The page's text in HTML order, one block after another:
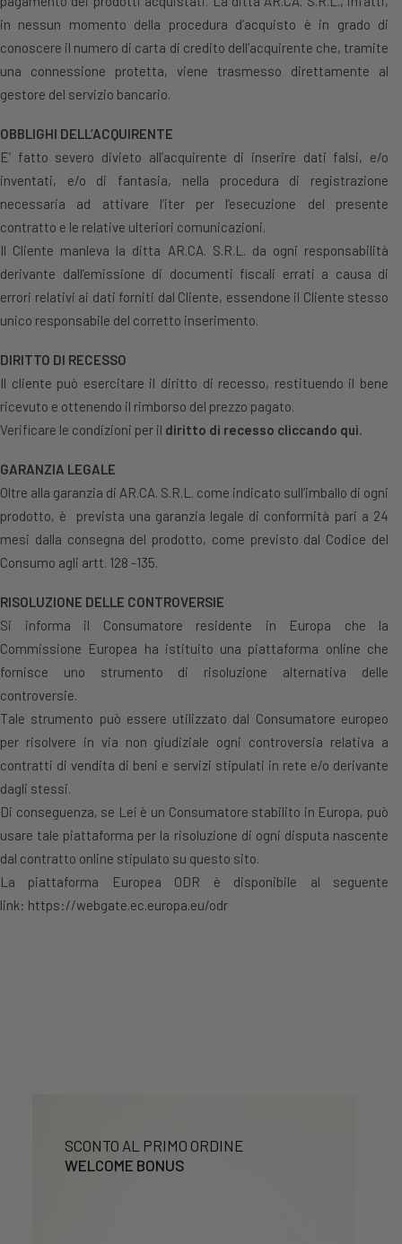
in nessun momento della procedura d’acquisto è in grado di
conoscere il numero di carta di credito dell’acquirente che, tramite
una connessione protetta, viene trasmesso direttamente al
gestore del servizio bancario.
OBBLIGHI DELL’ACQUIRENTE
E’ fatto severo divieto all’acquirente di inserire dati falsi, e/o
inventati, e/o di fantasia, nella procedura di registrazione
necessaria ad attivare l’iter per l’esecuzione del presente
contratto e le relative ulteriori comunicazioni.
Il Cliente manleva la ditta AR.CA. S.R.L. da ogni responsabilità
derivante dall’emissione di documenti fiscali errati a causa di
errori relativi ai dati forniti dal Cliente, essendone il Cliente stesso
unico responsabile del corretto inserimento.
DIRITTO DI RECESSO
Il cliente può esercitare il diritto di recesso, restituendo il bene
ricevuto e ottenendo il rimborso del prezzo pagato.
Verificare le condizioni per il diritto di recesso cliccando qui.
GARANZIA LEGALE
Oltre alla garanzia di AR.CA. S.R.L. come indicato sull’imballo di ogni
prodotto, è prevista una garanzia legale di conformità pari a 24
mesi dalla consegna del prodotto, come previsto dal Codice del
Consumo agli artt. 128 -135.
RISOLUZIONE DELLE CONTROVERSIE
Si informa il Consumatore residente in Europa che la
Commissione Europea ha istituito una piattaforma online che
fornisce uno strumento di risoluzione alternativa delle
controversie.
Tale strumento può essere utilizzato dal Consumatore europeo
per risolvere in via non giudiziale ogni controversia relativa a
contratti di vendita di beni e servizi stipulati in rete e/o derivante
dagli stessi.
Di conseguenza, se Lei è un Consumatore stabilito in Europa, può
usare tale piattaforma per la risoluzione di ogni disputa nascente
dal contratto online stipulato su questo sito.
La piattaforma Europea ODR è disponibile al seguente
link: https://webgate.ec.europa.eu/odr
SCONTO AL PRIMO ORDINE
WELCOME BONUS